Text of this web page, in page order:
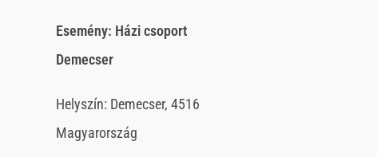
Esemény: Házi csoport
Demecser
Helyszín: Demecser, 4516
Magyarország